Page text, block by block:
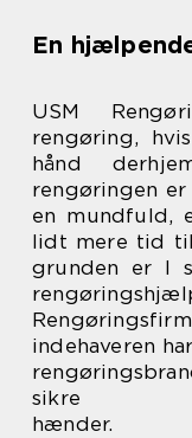
En
USM
rengøring,
hånd
rengøringen
en mundfuld,
lidt mere tid til
grunden er I
indehaveren
sikre
hænder.